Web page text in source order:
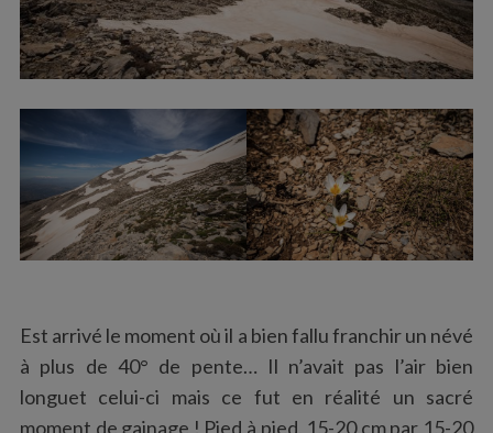
Est arrivé le moment où il a bien fallu franchir un névé
à plus de 40° de pente… Il n’avait pas l’air bien
longuet celui-ci mais ce fut en réalité un sacré
moment de gainage ! Pied à pied, 15-20 cm par 15-20